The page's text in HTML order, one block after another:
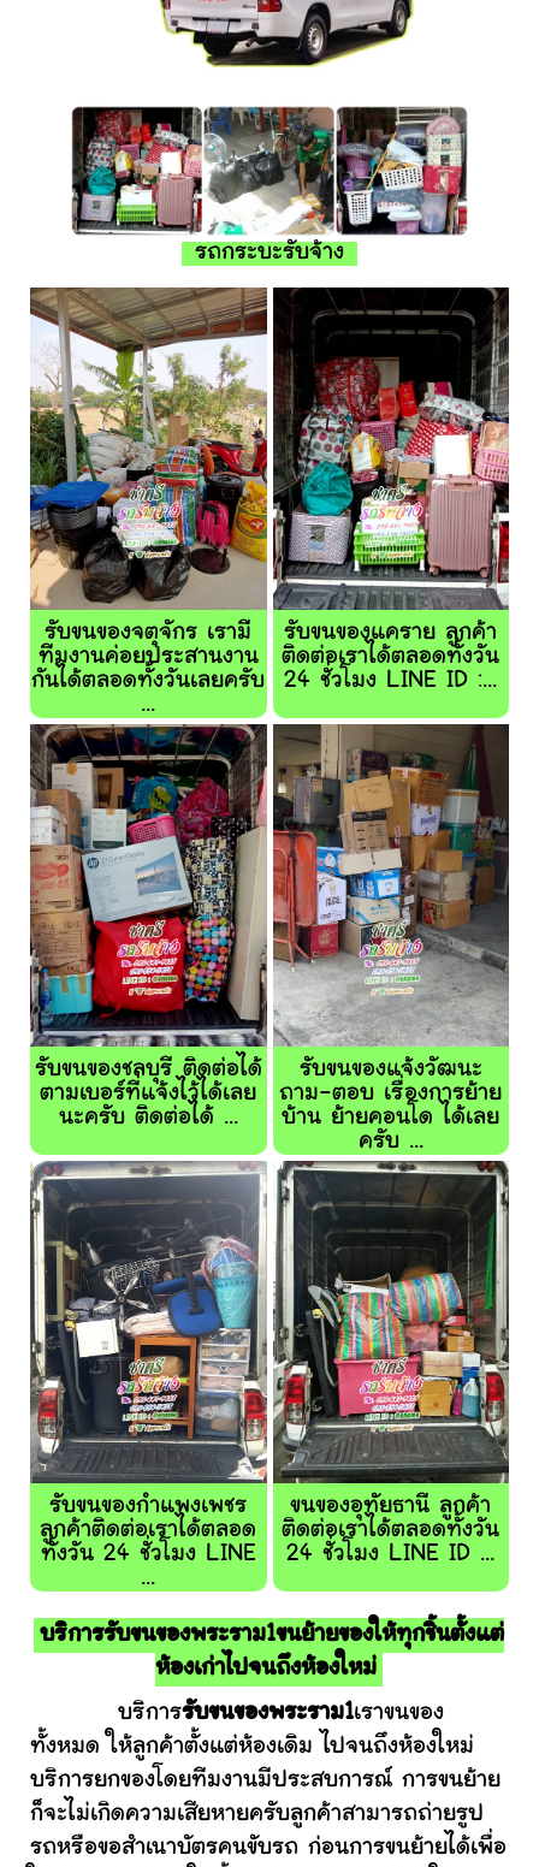
รถกระบะรับจ้าง
รับขนของจตุจักร เรามี
ทีมงานค่อยประสานงาน
กันได้ตลอดทั้งวันเลยครับ
...
รับขนของแคราย ลูกค้า
ติดต่อเราได้ตลอดทั้งวัน
24 ชั่วโมง LINE ID :...
รับขนของชลบุรี ติดต่อได้
ตามเบอร์ที่แจ้งไว้ได้เลย
นะครับ ติดต่อได้ ...
รับขนของแจ้งวัฒนะ
ถาม-ตอบ เรื่องการย้าย
บ้าน ย้ายคอนโด ได้เลย
ครับ ...
รับขนของกำแพงเพชร
ลูกค้าติดต่อเราได้ตลอด
ทั้งวัน 24 ชั่วโมง LINE
...
ขนของอุทัยธานี ลูกค้า
ติดต่อเราได้ตลอดทั้งวัน
24 ชั่วโมง LINE ID ...
บริการรับขนของพระราม1ขนย้ายของให้ทุกชิ้นตั้งแต่
ห้องเก่าไปจนถึงห้องใหม่
บริการรับขนของพระราม1เราขนของ
ทั้งหมด ให้ลูกค้าตั้งแต่ห้องเดิม ไปจนถึงห้องใหม่
บริการยกของโดยทีมงานมีประสบการณ์ การขนย้าย
ก็จะไม่เกิดความเสียหายครับลูกค้าสามารถถ่ายรูป
รถหรือขอสำเนาบัตรคนขับรถ ก่อนการขนย้ายได้เพื่อ